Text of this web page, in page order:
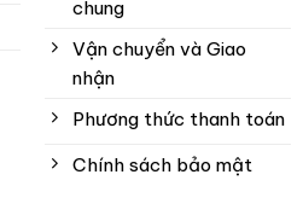
chung
Vận chuyển và Giao
nhận
Phương thức thanh toán
Chính sách bảo mật